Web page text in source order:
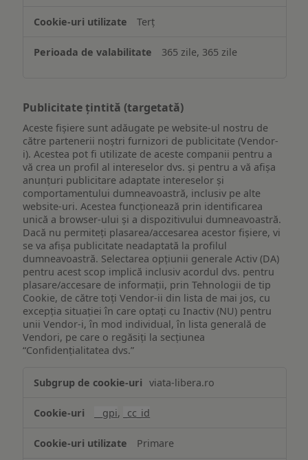
Terț
365 zile, 365 zile
Publicitate țintită (targetată)
Aceste fișiere sunt adăugate pe website-ul nostru de
către partenerii noștri furnizori de publicitate (Vendor-
i). Acestea pot fi utilizate de aceste companii pentru a
vă crea un profil al intereselor dvs. și pentru a vă afișa
anunțuri publicitare adaptate intereselor și
comportamentului dumneavoastră, inclusiv pe alte
website-uri. Acestea funcționează prin identificarea
unică a browser-ului și a dispozitivului dumneavoastră.
Dacă nu permiteți plasarea/accesarea acestor fișiere, vi
se va afișa publicitate neadaptată la profilul
dumneavoastră. Selectarea opțiunii generale Activ (DA)
pentru acest scop implică inclusiv acordul dvs. pentru
plasare/accesare de informații, prin Tehnologii de tip
Cookie, de către toți Vendor-ii din lista de mai jos, cu
excepția situației în care optați cu Inactiv (NU) pentru
unii Vendor-i, în mod individual, în lista generală de
Vendori, pe care o regăsiți la secțiunea
“Confidențialitatea dvs.”
țintită
viata-libera.ro
__gpi, _cc_id
Primare